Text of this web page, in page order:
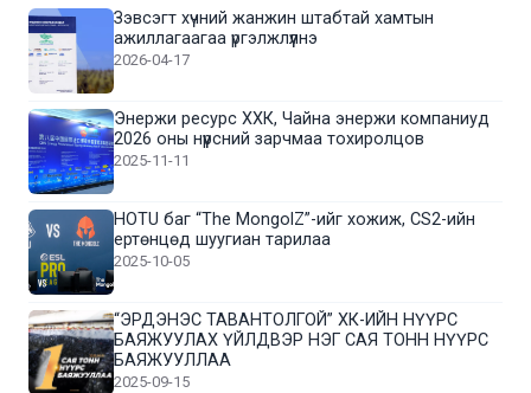
Зэвсэгт хүчний жанжин штабтай хамтын
ажиллагаагаа үргэлжлүүлнэ
2026-04-17
Энержи ресурс ХХК, Чайна энержи компаниуд
2026 оны нүүрсний зарчмаа тохиролцов
2025-11-11
HOTU баг “The MongolZ”-ийг хожиж, CS2-ийн
ертөнцөд шуугиан тарилаа
2025-10-05
“ЭРДЭНЭС ТАВАНТОЛГОЙ” ХК-ИЙН НҮҮРС
БАЯЖУУЛАХ ҮЙЛДВЭР НЭГ САЯ ТОНН НҮҮРС
БАЯЖУУЛЛАА
2025-09-15